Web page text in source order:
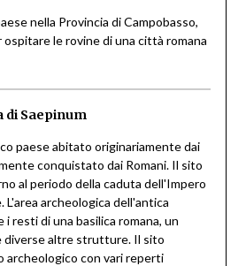
nella Provincia di Campobasso,
le rovine di una città romana
di Saepinum
paese abitato originariamente dai
conquistato dai Romani. Il sito
al periodo della caduta dell'Impero
L'area archeologica dell'antica
i resti di una basilica romana, un
diverse altre strutture. Il sito
archeologico con vari reperti